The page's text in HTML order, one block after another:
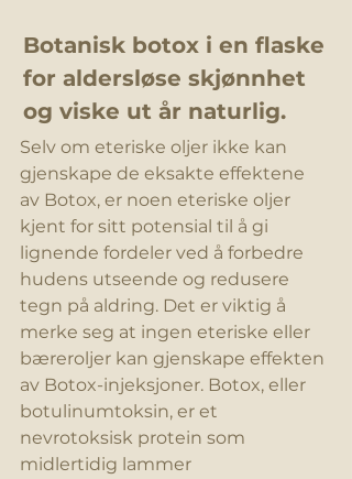
Botanisk botox i en flaske
for aldersløse skjønnhet
og viske ut år naturlig.
Selv om eteriske oljer ikke kan
gjenskape de eksakte effektene
av Botox, er noen eteriske oljer
kjent for sitt potensial til å gi
lignende fordeler ved å forbedre
hudens utseende og redusere
tegn på aldring. Det er viktig å
merke seg at ingen eteriske eller
bæreroljer kan gjenskape effekten
av Botox-injeksjoner. Botox, eller
botulinumtoksin, er et
nevrotoksisk protein som
midlertidig lammer